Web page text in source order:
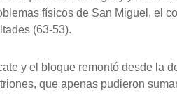
físicos de San Miguel, el
(63-53).
y el bloque remontó desde la
que apenas pudieron